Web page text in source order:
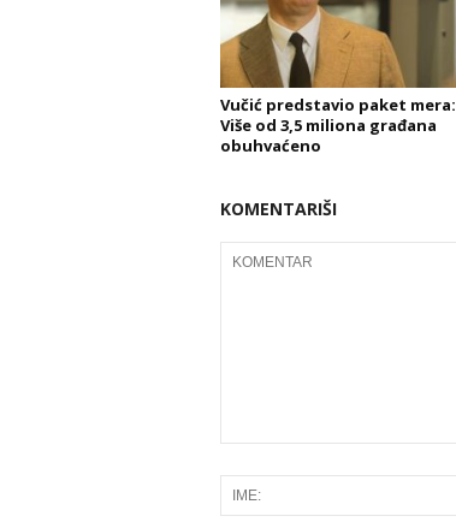
Vučić predstavio paket mera:
Više od 3,5 miliona građana
obuhvaćeno
KOMENTARIŠI